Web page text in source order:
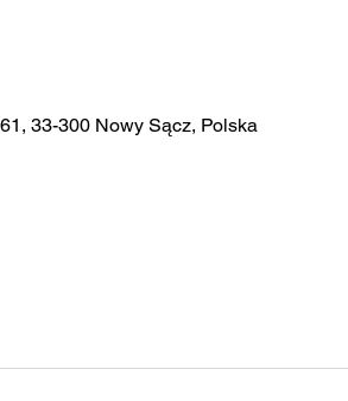
33-300 Nowy Sącz, Polska